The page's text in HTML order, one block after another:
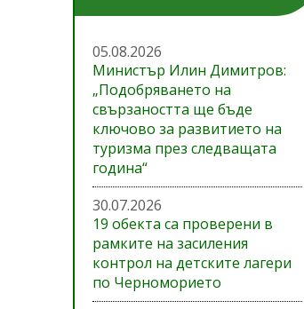
05.08.2026
Министър Илин Димитров:
„Подобряването на
свързаността ще бъде
ключово за развитието на
туризма през следващата
година“
30.07.2026
19 обекта са проверени в
рамките на засиления
контрол на детските лагери
по Черноморието